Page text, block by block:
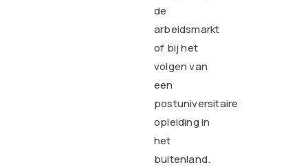
de
arbeidsmarkt
of bij het
volgen van
een
postuniversitaire
opleiding in
het
buitenland.